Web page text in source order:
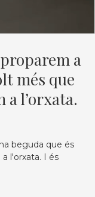
a
més que
l’orxata.
beguda que és
l'orxata. I és